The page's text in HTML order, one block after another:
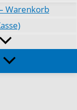
Warenkorb